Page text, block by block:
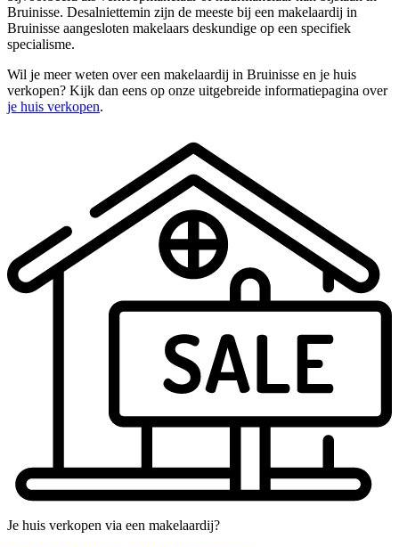
Bruinisse. Desalniettemin zijn de meeste bij een makelaardij in
Bruinisse aangesloten makelaars deskundige op een specifiek
specialisme.
Wil je meer weten over een makelaardij in Bruinisse en je huis
verkopen? Kijk dan eens op onze uitgebreide informatiepagina over
je huis verkopen.
Je huis verkopen via een makelaardij?